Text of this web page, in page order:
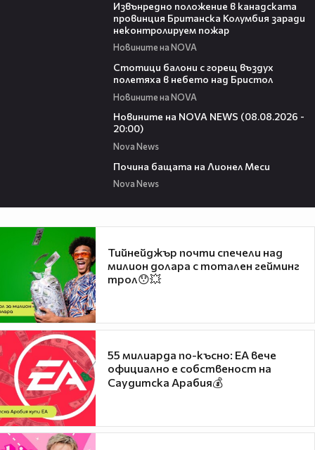
Извънредно положение в канадската
провинция Британска Колумбия заради
неконтролируем пожар
Новините на NOVA
Стотици балони с горещ въздух
полетяха в небето над Бристол
Новините на NOVA
Новините на NOVA NEWS (08.08.2026 -
20:00)
Nova News
Почина бащата на Лионел Меси
Nova News
Тийнейджър почти спечели над
милион долара с тотален гейминг
трол😯💥
55 милиарда по-късно: EA вече
официално е собственост на
Саудитска Арабия💰